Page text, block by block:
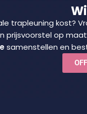
trapleuning kost?
prijsvoorstel op
samenstellen en